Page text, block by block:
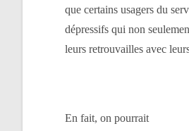
que certains usagers du
dépressifs qui non
leurs retrouvailles avec
En fait, on pourrait